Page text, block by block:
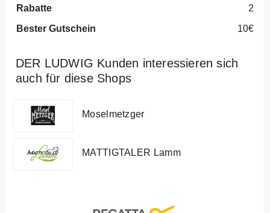
Rabatte
2
Bester Gutschein
10€
DER LUDWIG Kunden interessieren sich
auch für diese Shops
Moselmetzger
MATTIGTALER Lamm